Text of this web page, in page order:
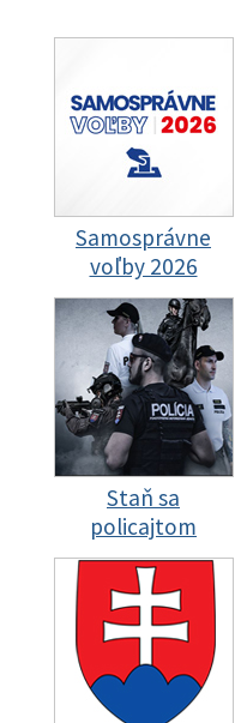
Samosprávne
voľby 2026
Staň sa
policajtom